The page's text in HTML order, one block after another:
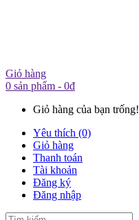
Giỏ hàng
0 sản phẩm - 0đ
Giỏ hàng của bạn trống!
Yêu thích (0)
Giỏ hàng
Thanh toán
Tài khoản
Đăng ký
Đăng nhập